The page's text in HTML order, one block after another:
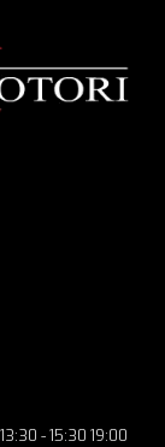
- 15:30 19:00